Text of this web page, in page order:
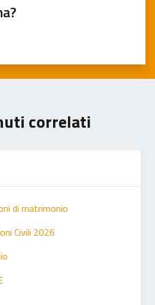
stelle su 5
su 5
su 5
correlati
di matrimonio
Civili 2026